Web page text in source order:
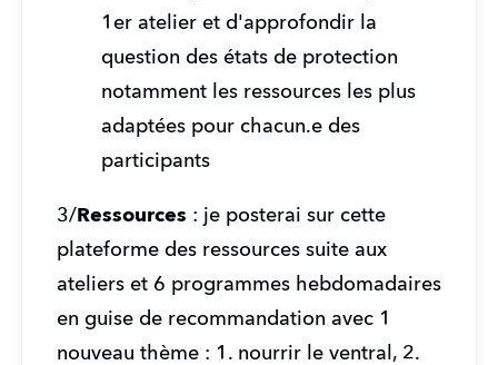
1er atelier et d'approfondir la
question des états de protection
notamment les ressources les plus
adaptées pour chacun.e des
participants
3/Ressources : je posterai sur cette
plateforme des ressources suite aux
ateliers et 6 programmes hebdomadaires
en guise de recommandation avec 1
nouveau thème : 1. nourrir le ventral, 2.